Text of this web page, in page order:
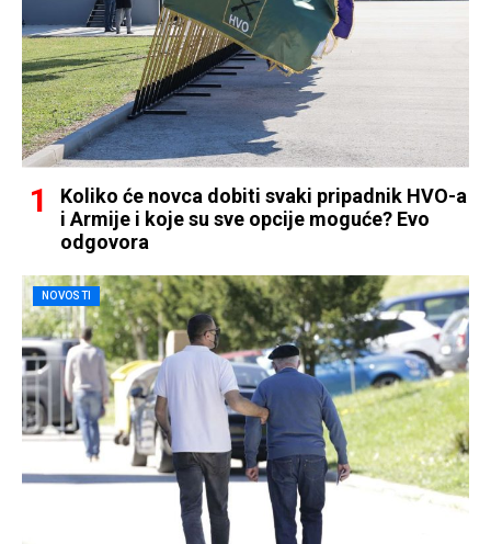
Koliko će novca dobiti svaki pripadnik HVO-a
i Armije i koje su sve opcije moguće? Evo
odgovora
NOVOSTI